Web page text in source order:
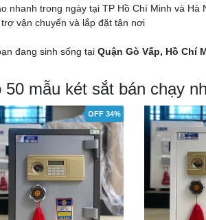
nhanh trong ngày tại TP Hồ Chí Minh và Hà
vận chuyển và lắp đặt tận nơi
đang sinh sống tại Quận Gò Vấp, Hồ Chí
50 mẫu két sắt bán chạy
OFF 34%